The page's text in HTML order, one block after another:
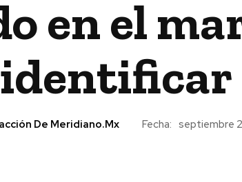
en el
identificar
De Meridiano.mx Fecha: septiembre